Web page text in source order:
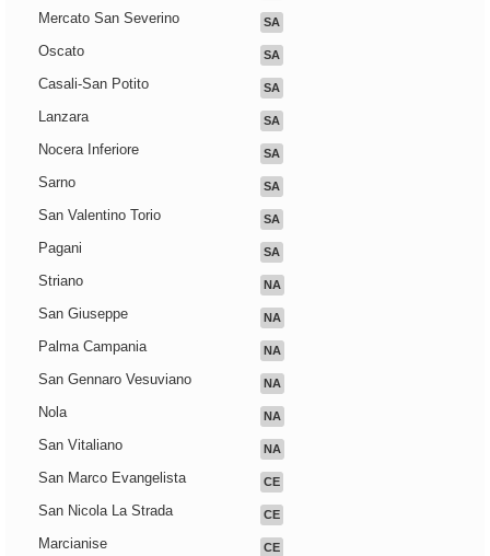
Mercato San Severino SA
Oscato SA
Casali-San Potito SA
Lanzara SA
Nocera Inferiore SA
Sarno SA
San Valentino Torio SA
Pagani SA
Striano NA
San Giuseppe NA
Palma Campania NA
San Gennaro Vesuviano NA
Nola NA
San Vitaliano NA
San Marco Evangelista CE
San Nicola La Strada CE
Marcianise CE